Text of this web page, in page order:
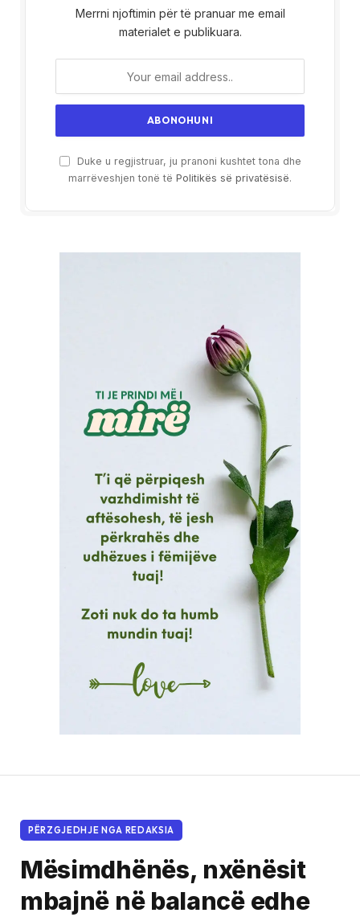
Merrni njoftimin për të pranuar me email
materialet e publikuara.
Duke u regjistruar, ju pranoni kushtet tona dhe
marrëveshjen tonë të Politikës së privatësisë.
PËRZGJEDHJE NGA REDAKSIA
Mësimdhënës, nxënësit
mbajnë në balancë edhe